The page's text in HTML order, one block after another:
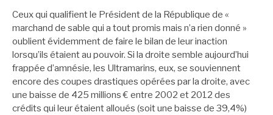
Ceux qui qualifient le Président de la République de «
marchand de sable qui a tout promis mais n’a rien donné »
oublient évidemment de faire le bilan de leur inaction
lorsqu’ils étaient au pouvoir. Si la droite semble aujourd’hui
frappée d’amnésie, les Ultramarins, eux, se souviennent
encore des coupes drastiques opérées par la droite, avec
une baisse de 425 millions € entre 2002 et 2012 des
crédits qui leur étaient alloués (soit une baisse de 39,4%)